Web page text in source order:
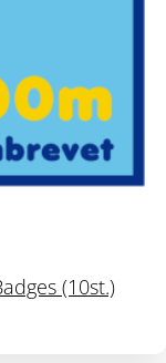
(10st.)